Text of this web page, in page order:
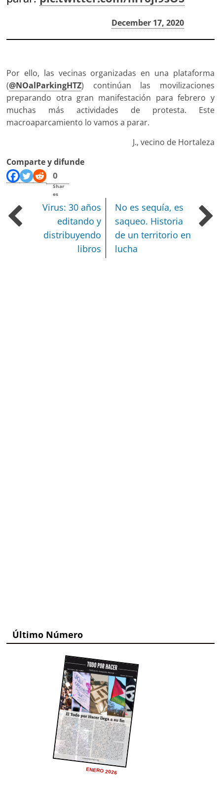
December 17, 2020
Por ello, las vecinas organizadas en una plataforma
(@NOalParkingHTZ) continúan las movilizaciones
preparando otra gran manifestación para febrero y
muchas más actividades de protesta. Este
macroaparcamiento lo vamos a parar.
J., vecino de Hortaleza
Comparte y difunde
0
Shar
es
Virus: 30 años
editando y
distribuyendo
libros
No es sequía, es
saqueo. Historia
de un territorio en
lucha
Último Número
ENERO 2026